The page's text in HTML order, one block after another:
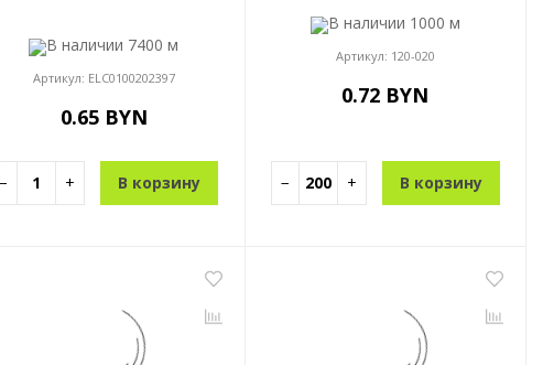
В наличии 7400 м
Артикул: ELC0100202397
0.65 BYN
− + В корзину
В наличии 1000 м
Артикул: 120-020
0.72 BYN
− + В корзину